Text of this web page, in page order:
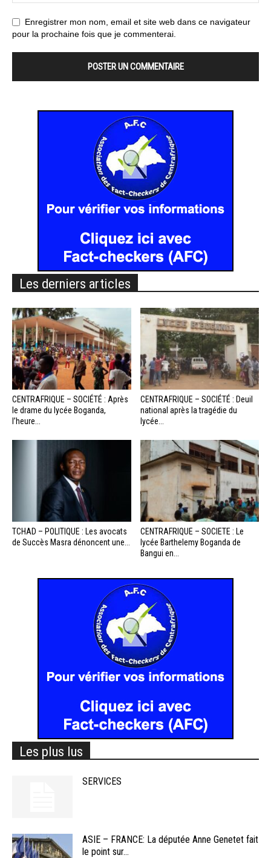
Enregistrer mon nom, email et site web dans ce navigateur
pour la prochaine fois que je commenterai.
Les derniers articles
CENTRAFRIQUE – SOCIÉTÉ : Après
le drame du lycée Boganda,
l’heure...
CENTRAFRIQUE – SOCIÉTÉ : Deuil
national après la tragédie du
lycée...
TCHAD – POLITIQUE : Les avocats
de Succès Masra dénoncent une...
CENTRAFRIQUE – SOCIETE : Le
lycée Barthelemy Boganda de
Bangui en...
Les plus lus
SERVICES
ASIE – FRANCE: La députée Anne Genetet fait
le point sur...